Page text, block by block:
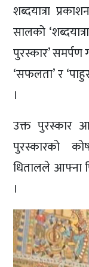
शब्दयात्रा
सालको
पुरस्कार’ समर्पण
‘सफलता’ र
।
उक्त पुरस्कार
पुरस्कारको
धितालले आफ्ना
।